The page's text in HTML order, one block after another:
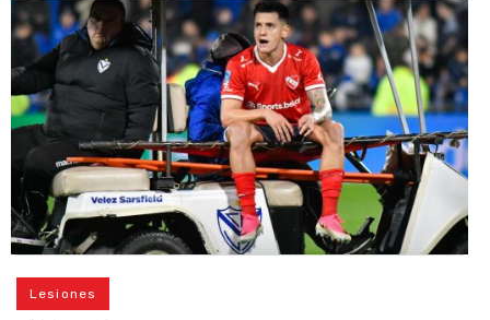
Lesiones